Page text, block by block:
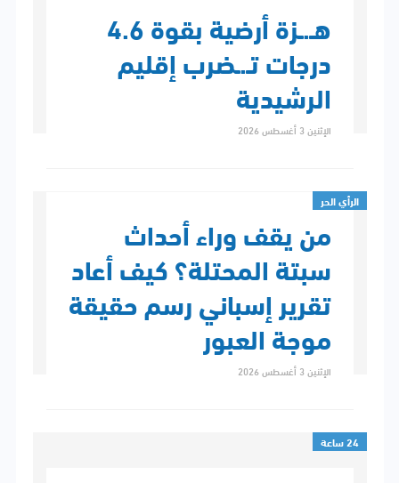
هـ.ـزة أرضية بقوة 4.6
درجات تـ.ـضرب إقليم
الرشيدية
الإثنين 3 أغسطس 2026
الرأي الحر
من يقف وراء أحداث
سبتة المحتلة؟ كيف أعاد
تقرير إسباني رسم حقيقة
موجة العبور
الإثنين 3 أغسطس 2026
24 ساعة